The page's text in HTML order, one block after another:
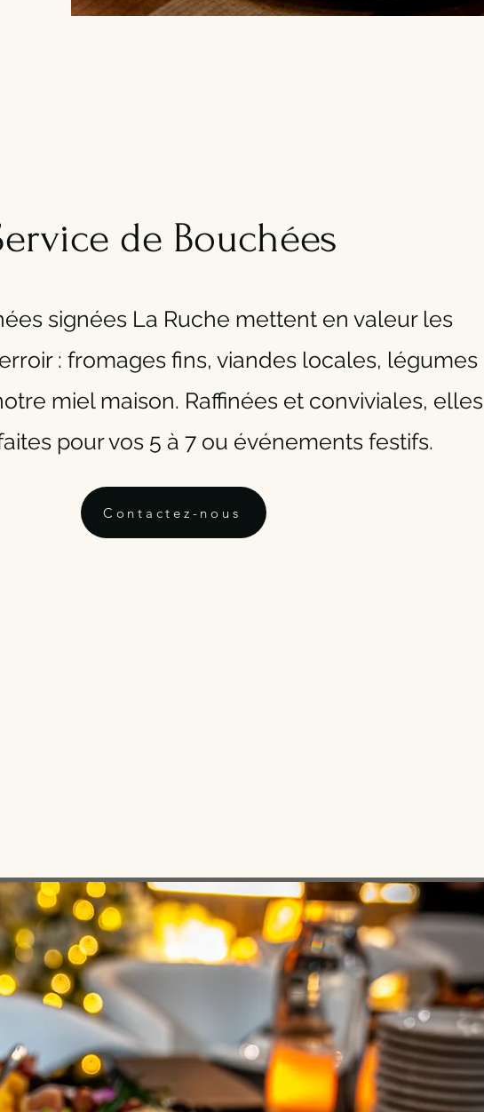
de Bouchées
signées La Ruche mettent en valeur les
: fromages fins, viandes locales, légumes
miel maison. Raffinées et conviviales, elles
pour vos 5 à 7 ou événements festifs.
Contactez-nous